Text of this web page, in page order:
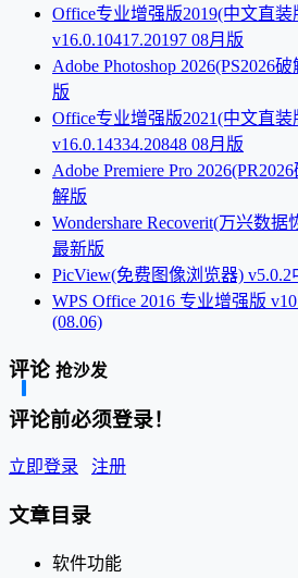
Office专业增强版2019(中文直装
v16.0.10417.20197 08月版
Adobe Photoshop 2026(PS2026
版
Office专业增强版2021(中文直装
v16.0.14334.20848 08月版
Adobe Premiere Pro
解版
Wondershare Recoverit(万兴数据
最新版
PicView(免费图像浏览器) v5.0.2
WPS Office 2016 专业增强版
(08.06)
评论 抢沙发
评论前必须登录！
立即登录 注册
文章目录
软件功能